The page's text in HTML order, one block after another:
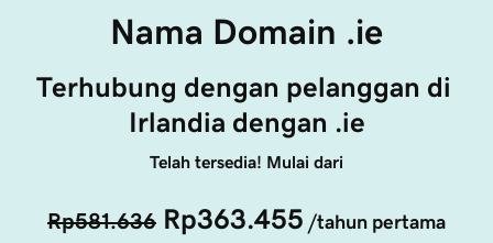
Nama Domain .ie
Terhubung dengan pelanggan di
Irlandia dengan .ie
Telah tersedia! Mulai dari
Rp581.636 Rp363.455 /tahun pertama